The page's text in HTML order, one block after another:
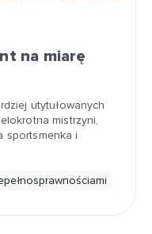
na miarę
utytułowanych
mistrzyni,
sportsmenka i